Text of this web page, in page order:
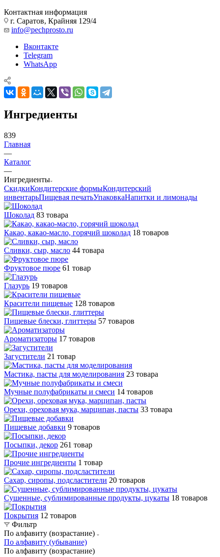
Контактная информация
г. Саратов, Крайняя 129/4
info@pechprosto.ru
Вконтакте
Telegram
WhatsApp
Ингредиенты
839
Главная
—
Каталог
—
Ингредиенты
СкидкиКондитерские формыКондитерский
инвентарьПищевая печатьУпаковкаНапитки и лимонады
Шоколад 83 товара
Какао, какао-масло, горячий шоколад 18 товаров
Сливки, сыр, масло 44 товара
Фруктовое пюре 61 товар
Глазурь 19 товаров
Красители пищевые 128 товаров
Пищевые блески, глиттеры 57 товаров
Ароматизаторы 17 товаров
Загустители 21 товар
Мастика, пасты для моделирования 23 товара
Мучные полуфабрикаты и смеси 14 товаров
Орехи, ореховая мука, марципан, пасты 33 товара
Пищевые добавки 9 товаров
Посыпки, декор 261 товар
Прочие ингредиенты 1 товар
Сахар, сиропы, подсластители 20 товаров
Сушенные, сублимированные продукты, цукаты 18 товаров
Покрытия 12 товаров
Фильтр
По алфавиту (возрастание)
По алфавиту (убывание)
По алфавиту (возрастание)